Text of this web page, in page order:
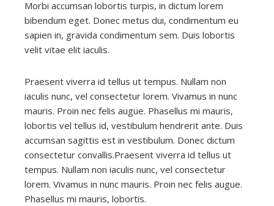
Morbi accumsan lobortis turpis, in dictum lorem
bibendum eget. Donec metus dui, condimentum eu
sapien in, gravida condimentum sem. Duis lobortis
velit vitae elit iaculis.
Praesent viverra id tellus ut tempus. Nullam non
iaculis nunc, vel consectetur lorem. Vivamus in nunc
mauris. Proin nec felis augue. Phasellus mi mauris,
lobortis vel tellus id, vestibulum hendrerit ante. Duis
accumsan sagittis est in vestibulum. Donec dictum
consectetur convallis.Praesent viverra id tellus ut
tempus. Nullam non iaculis nunc, vel consectetur
lorem. Vivamus in nunc mauris. Proin nec felis augue.
Phasellus mi mauris, lobortis.